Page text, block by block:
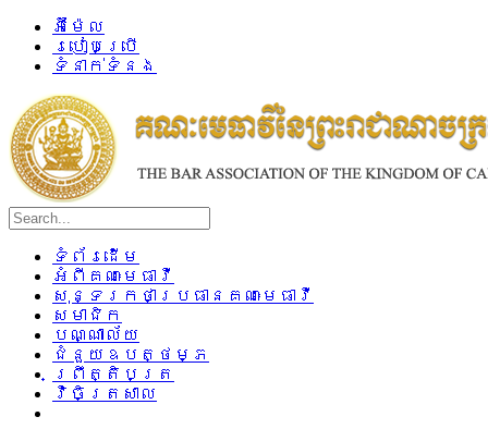
អ៊ីម៉ែល
របៀបប្រើ
ទំនាក់ទំនង
ទំព័រដើម
អំពីគណៈមេធាវី
សុន្ទរកថាប្រធានគណៈមេធាវី
សមាជិក
បណ្ណាល័យ
ជំនួយឧបត្ថម្ភ
ព្រឹត្តិបត្រ
វិចិត្រសាល